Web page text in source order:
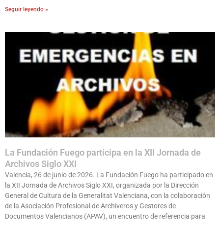
Seguir leyendo »
La Fundación Fuego participa en la XII Jornada de
Archivos Siglo XXI
Valencia, 26 de junio de 2026. La Fundación Fuego ha participado en
la XII Jornada de Archivos Siglo XXI, organizada por la Dirección
General de Cultura de la Generalitat Valenciana, con la colaboración
de la Asociación Profesional de Archiveros y Gestores de
Documentos Valencianos (APAV), un encuentro de referencia para